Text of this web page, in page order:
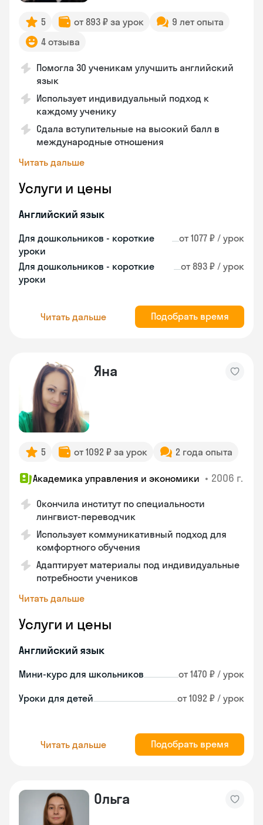
5 от 893 ₽ за урок
9 лет опыта
4 отзыва
Помогла 30 ученикам улучшить английский
язык
Использует индивидуальный подход к
каждому ученику
Сдала вступительные на высокий балл в
международные отношения
Читать дальше
Услуги и цены
Английский язык
Для дошкольников - короткие
уроки
от 1077 ₽ / урок
Для дошкольников - короткие
уроки
от 893 ₽ / урок
Читать дальше Подобрать время
Яна
5 от 1092 ₽ за урок 2 года опыта
Академика управления и экономики • 2006 г.
Окончила институт по специальности
лингвист-переводчик
Использует коммуникативный подход для
комфортного обучения
Адаптирует материалы под индивидуальные
потребности учеников
Читать дальше
Услуги и цены
Английский язык
Мини-курс для школьников от 1470 ₽ / урок
Уроки для детей от 1092 ₽ / урок
Читать дальше Подобрать время
Ольга